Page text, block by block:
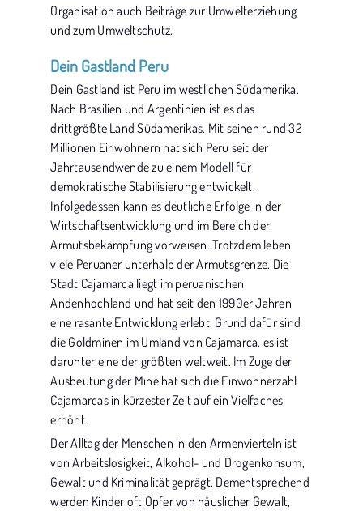
Organisation auch Beiträge zur Umwelterziehung
und zum Umweltschutz.
Dein Gastland Peru
Dein Gastland ist Peru im westlichen Südamerika.
Nach Brasilien und Argentinien ist es das
drittgrößte Land Südamerikas. Mit seinen rund 32
Millionen Einwohnern hat sich Peru seit der
Jahrtausendwende zu einem Modell für
demokratische Stabilisierung entwickelt.
Infolgedessen kann es deutliche Erfolge in der
Wirtschaftsentwicklung und im Bereich der
Armutsbekämpfung vorweisen. Trotzdem leben
viele Peruaner unterhalb der Armutsgrenze. Die
Stadt Cajamarca liegt im peruanischen
Andenhochland und hat seit den 1990er Jahren
eine rasante Entwicklung erlebt. Grund dafür sind
die Goldminen im Umland von Cajamarca, es ist
darunter eine der größten weltweit. Im Zuge der
Ausbeutung der Mine hat sich die Einwohnerzahl
Cajamarcas in kürzester Zeit auf ein Vielfaches
erhöht.
Der Alltag der Menschen in den Armenvierteln ist
von Arbeitslosigkeit, Alkohol- und Drogenkonsum,
Gewalt und Kriminalität geprägt. Dementsprechend
werden Kinder oft Opfer von häuslicher Gewalt,